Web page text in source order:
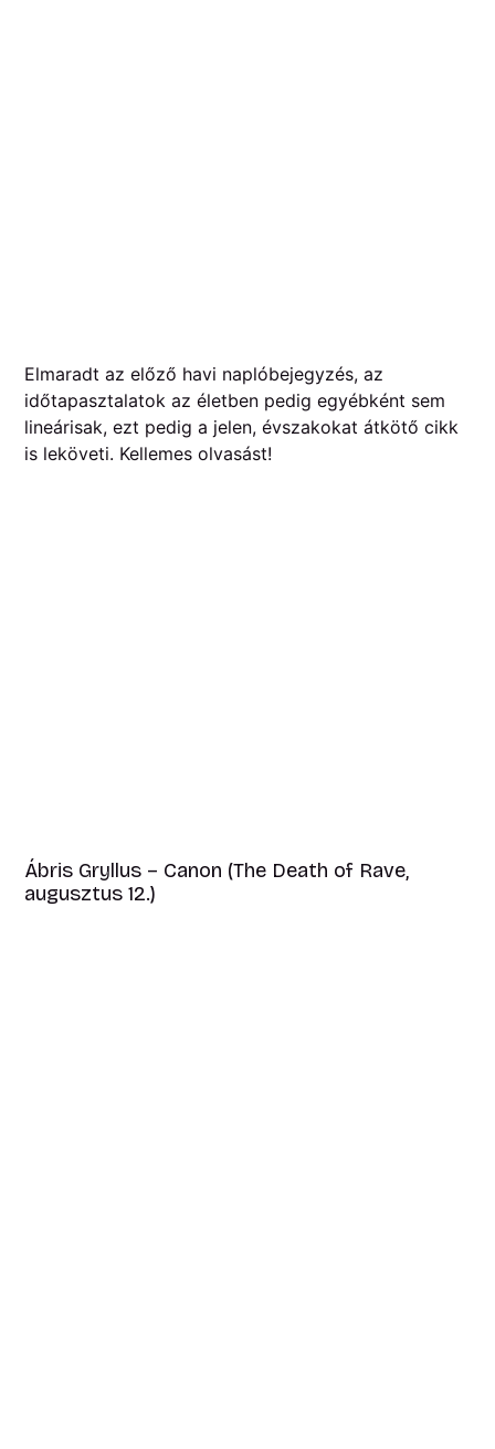
Elmaradt az előző havi naplóbejegyzés, az
időtapasztalatok az életben pedig egyébként sem
lineárisak, ezt pedig a jelen, évszakokat átkötő cikk
is leköveti. Kellemes olvasást!
Ábris Gryllus – Canon (The Death of Rave,
augusztus 12.)